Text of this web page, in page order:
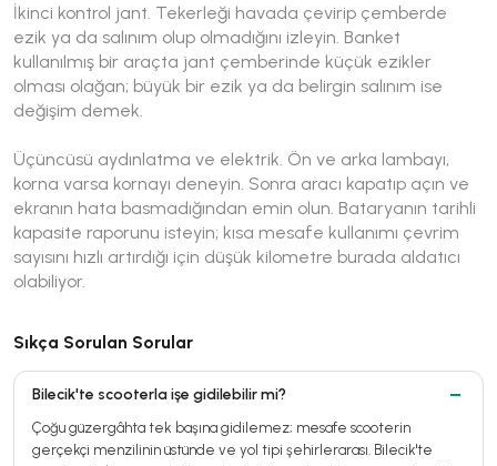
İkinci kontrol jant. Tekerleği havada çevirip çemberde
ezik ya da salınım olup olmadığını izleyin. Banket
kullanılmış bir araçta jant çemberinde küçük ezikler
olması olağan; büyük bir ezik ya da belirgin salınım ise
değişim demek.
Üçüncüsü aydınlatma ve elektrik. Ön ve arka lambayı,
korna varsa kornayı deneyin. Sonra aracı kapatıp açın ve
ekranın hata basmadığından emin olun. Bataryanın tarihli
kapasite raporunu isteyin; kısa mesafe kullanımı çevrim
sayısını hızlı artırdığı için düşük kilometre burada aldatıcı
olabiliyor.
Sıkça Sorulan Sorular
Bilecik'te scooterla işe gidilebilir mi?
Çoğu güzergâhta tek başına gidilemez; mesafe scooterin
gerçekçi menzilinin üstünde ve yol tipi şehirlerarası. Bilecik'te